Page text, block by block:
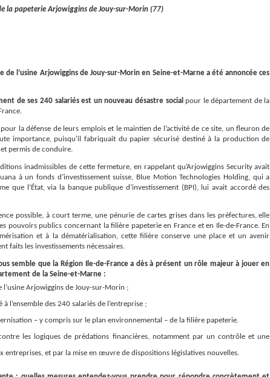
la papeterie Arjowiggins de Jouy-sur-Morin (77)
de l’usine Arjowiggins de Jouy-sur-Morin en Seine-et-Marne a été annoncée ces
de ses 240 salariés est un nouveau désastre social pour le département de la
la défense de leurs emplois et le maintien de l’activité de ce site, un fleuron de
importance, puisqu’il fabriquait du papier sécurisé destiné à la production de
permis de conduire.
inadmissibles de cette fermeture, en rappelant qu’Arjowiggins Security avait
à un fonds d’investissement suisse, Blue Motion Technologies Holding, qui a
que l’État, via la banque publique d’investissement (BPI), lui avait accordé des
possible, à court terme, une pénurie de cartes grises dans les préfectures, elle
pouvoirs publics concernant la filière papeterie en France et en Ile-de-France. En
et à la dématérialisation, cette filière conserve une place et un avenir
faits les investissements nécessaires.
semble que la Région Ile-de-France a dès à présent un rôle majeur à jouer en
de la Seine-et-Marne :
l’usine Arjowiggins de Jouy-sur-Morin ;
l’ensemble des 240 salariés de l’entreprise ;
– y compris sur le planenvironnemental – de la filière papeterie.
les logiques de prédations financières, notamment par un contrôle et une
entreprises, et par la mise en œuvre de dispositions législatives nouvelles.